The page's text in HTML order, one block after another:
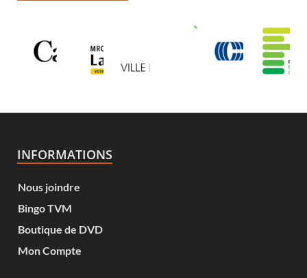
INFORMATIONS
Nous joindre
Bingo TVM
Boutique de DVD
Mon Compte